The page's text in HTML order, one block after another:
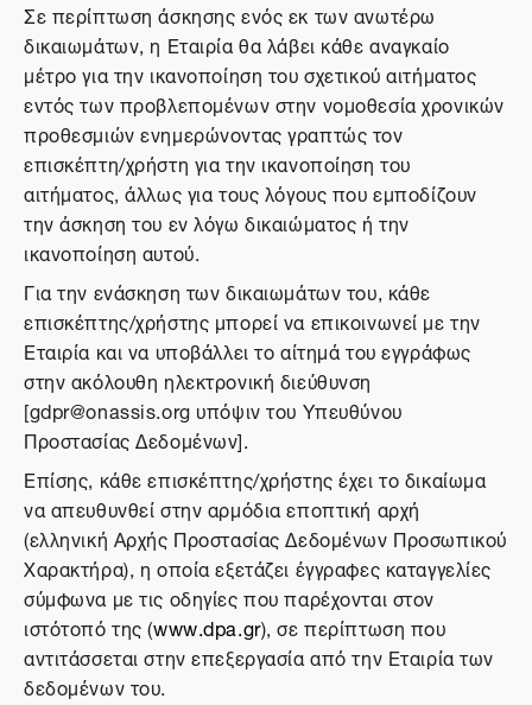
Σε περίπτωση άσκησης ενός εκ των ανωτέρω
δικαιωμάτων, η Εταιρία θα λάβει κάθε αναγκαίο
μέτρο για την ικανοποίηση του σχετικού αιτήματος
εντός των προβλεπομένων στην νομοθεσία χρονικών
προθεσμιών ενημερώνοντας γραπτώς τον
επισκέπτη/χρήστη για την ικανοποίηση του
αιτήματος, άλλως για τους λόγους που εμποδίζουν
την άσκηση του εν λόγω δικαιώματος ή την
ικανοποίηση αυτού.
Για την ενάσκηση των δικαιωμάτων του, κάθε
επισκέπτης/χρήστης μπορεί να επικοινωνεί με την
Εταιρία και να υποβάλλει το αίτημά του εγγράφως
στην ακόλουθη ηλεκτρονική διεύθυνση
[gdpr@onassis.org υπόψιν του Υπευθύνου
Προστασίας Δεδομένων].
Επίσης, κάθε επισκέπτης/χρήστης έχει το δικαίωμα
να απευθυνθεί στην αρμόδια εποπτική αρχή
(ελληνική Αρχής Προστασίας Δεδομένων Προσωπικού
Χαρακτήρα), η οποία εξετάζει έγγραφες καταγγελίες
σύμφωνα με τις οδηγίες που παρέχονται στον
ιστότοπό της (www.dpa.gr), σε περίπτωση που
αντιτάσσεται στην επεξεργασία από την Εταιρία των
δεδομένων του.